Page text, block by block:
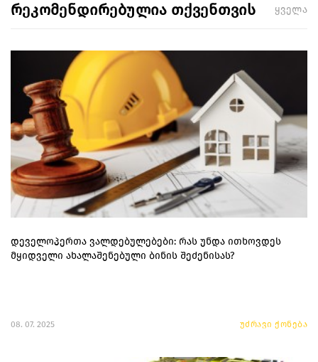
რეკომენდირებულია თქვენთვის ყველა
დეველოპერთა ვალდებულებები: რას უნდა ითხოვდეს
მყიდველი ახალაშენებული ბინის შეძენისას?
08. 07. 2025 უძრავი ქონება